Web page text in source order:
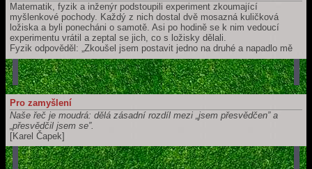
Matematik, fyzik a inženýr podstoupili experiment zkoumající
myšlenkové pochody. Každý z nich dostal dvě mosazná kuličková
ložiska a byli ponecháni o samotě. Asi po hodině se k nim vedoucí
experimentu vrátil a zeptal se jich, co s ložisky dělali.
Fyzik odpověděl: „Zkoušel jsem postavit jedno na druhé a napadlo mě
něco o tření.”
Matematik rozpačitě připustil: „Nědělal jsem s nimi nic.” Ale pak
vzrušeně dodal: „Ale mám několik zajímavých teorií o dvojicích.”
Inženýr pokrčil rameny: „Rozbily se…”
Pro zamyšlení
Naše řeč je moudrá: dělá zásadní rozdíl mezi „jsem přesvědčen” a
„přesvědčil jsem se”.
[Karel Čapek]